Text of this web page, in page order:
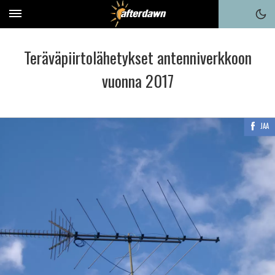
Teräväpiirtolähetykset antenniverkkoon
vuonna 2017
JAA